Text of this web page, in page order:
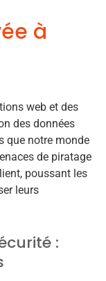
à
web et des
des données
que notre monde
de piratage
poussant les
leurs
: